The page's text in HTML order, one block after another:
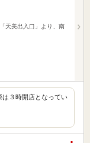
天美出入口」より、南
３時開店となってい